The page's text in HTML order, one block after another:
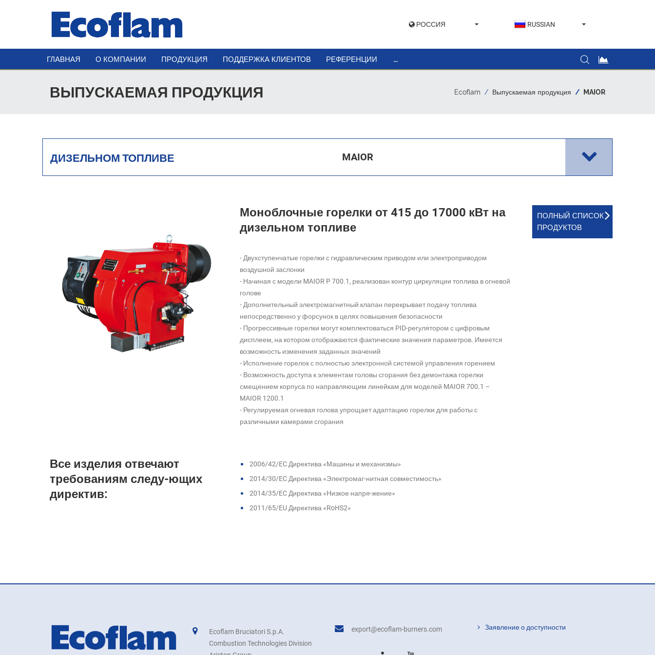
РОССИЯ RUSSIAN
ГЛАВНАЯ О КОМПАНИИ ПРОДУКЦИЯ ПОДДЕРЖКА КЛИЕНТОВ РЕФЕРЕНЦИИ ...
ВЫПУСКАЕМАЯ ПРОДУКЦИЯ Ecoflam Выпускаемая продукция MAIOR
ДИЗЕЛЬНОМ ТОПЛИВЕ MAIOR
Моноблочные горелки от 415 до 17000 кВт на
дизельном топливе
- Двухступенчатые горелки с гидравлическим приводом или электроприводом
воздушной заслонки
- Начиная с модели MAIOR P 700.1, реализован контур циркуляции топлива в огневой
голове
- Дополнительный электромагнитный клапан перекрывает подачу топлива
непосредственно у форсунок в целях повышения безопасности
- Прогрессивные горелки могут комплектоваться PID-регулятором с цифровым
дисплеем, на котором отображаются фактические значения параметров. Имеется
возможность изменения заданных значений
- Исполнение горелок с полностью электронной системой управления горением
- Возможность доступа к элементам головы сгорания без демонтажа горелки
смещением корпуса по направляющим линейкам для моделей MAIOR 700.1 –
MAIOR 1200.1
- Регулируемая огневая голова упрощает адаптацию горелки для работы с
различными камерами сгорания
ПОЛНЫЙ СПИСОК
ПРОДУКТОВ
Все изделия отвечают
требованиям следу-ющих
директив:
2006/42/EC Директива «Машины и механизмы»
2014/30/EC Директива «Электромаг-нитная совместимость»
2014/35/EC Директива «Низкое напря-жение»
2011/65/EU Директива «RoHS2»
Ecoflam Bruciatori S.p.A.
Combustion Technologies Division
export@ecoflam-burners.com Заявление о доступности